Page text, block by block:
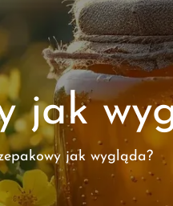
jak
jak wygląda?